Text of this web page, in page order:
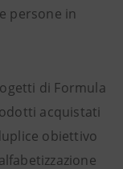
persone in
di Formula
acquistati
obiettivo